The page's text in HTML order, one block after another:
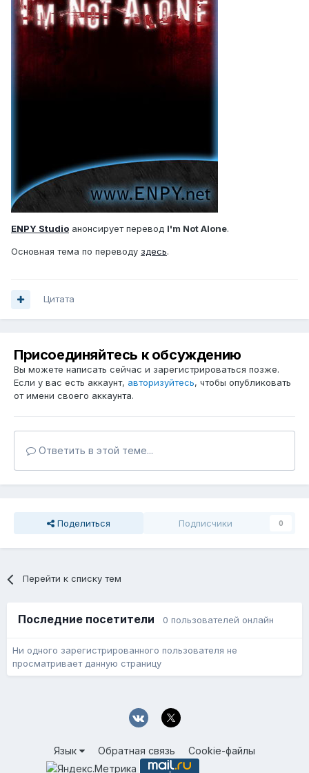
ENPY Studio анонсирует перевод I'm Not Alone.
Основная тема по переводу здесь.
Цитата
Присоединяйтесь к обсуждению
Вы можете написать сейчас и зарегистрироваться позже.
Если у вас есть аккаунт, авторизуйтесь, чтобы опубликовать
от имени своего аккаунта.
Ответить в этой теме...
Поделиться Подписчики 0
Перейти к списку тем
Последние посетители 0 пользователей онлайн
Ни одного зарегистрированного пользователя не
просматривает данную страницу
Язык Обратная связь Cookie-файлы